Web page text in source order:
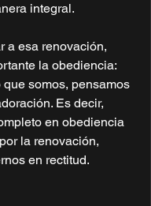
integral.
a esa renovación,
la obediencia:
somos, pensamos
Es decir,
en obediencia
la renovación,
en rectitud.